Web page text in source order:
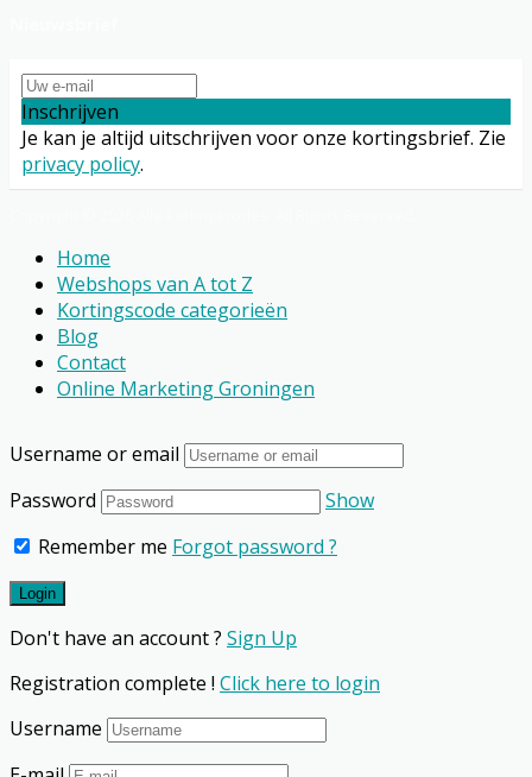
Inschrijven
Je kan je altijd uitschrijven voor onze kortingsbrief. Zie
privacy policy.
Home
Webshops van A tot Z
Kortingscode categorieën
Blog
Contact
Online Marketing Groningen
Username or email
Password
Show
Remember me Forgot password ?
Don't have an account ? Sign Up
Registration complete ! Click here to login
Username